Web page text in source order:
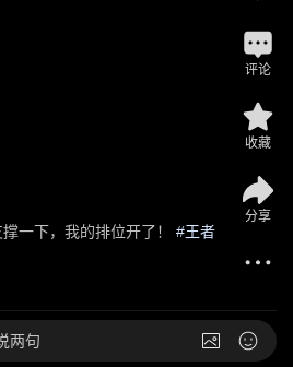
一下，我的排位开了！ #王者
评论
收藏
分享
两句